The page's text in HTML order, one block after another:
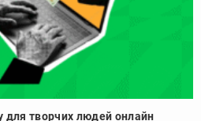
для творчих людей онлайн